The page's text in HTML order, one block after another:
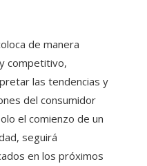
de manera
competitivo,
las tendencias y
del consumidor
el comienzo de un
seguirá
en los próximos